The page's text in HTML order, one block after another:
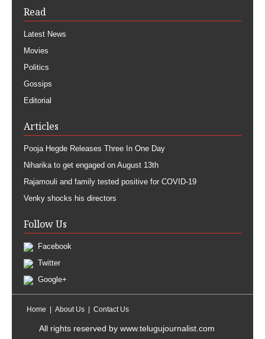
Read
Latest News
Movies
Politics
Gossips
Editorial
Articles
Pooja Hegde Releases Three In One Day
Niharika to get engaged on August 13th
Rajamouli and family tested positive for COVID-19
Venky shocks his directors
Follow Us
Facebook
Twitter
Google+
Home About Us Contact Us
All rights reserved by www.telugujournalist.com